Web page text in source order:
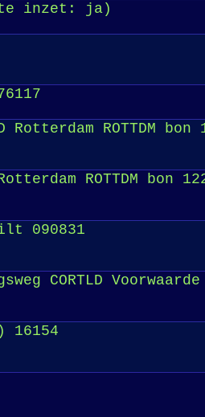
inzet: ja)
ROTTDM bon
ROTTDM bon
090831
CORTLD Voorwaarde
16154